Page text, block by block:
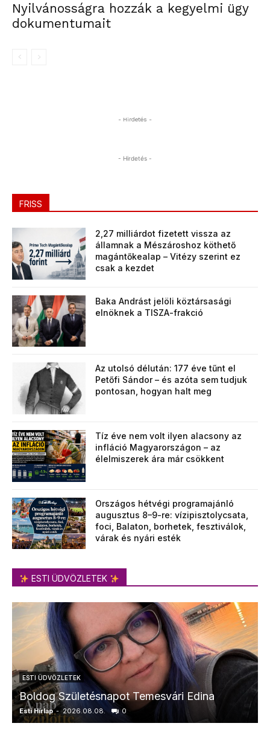
Nyilvánosságra hozzák a kegyelmi ügy
dokumentumait
- Hirdetés -
- Hirdetés -
FRISS
2,27 milliárdot fizetett vissza az
államnak a Mészároshoz köthető
magántőkealap – Vitézy szerint ez
csak a kezdet
Baka Andrást jelöli köztársasági
elnöknek a TISZA-frakció
Az utolsó délután: 177 éve tűnt el
Petőfi Sándor – és azóta sem tudjuk
pontosan, hogyan halt meg
Tíz éve nem volt ilyen alacsony az
infláció Magyarországon – az
élelmiszerek ára már csökkent
Országos hétvégi programajánló
augusztus 8–9-re: vízipisztolycsata,
foci, Balaton, borhetek, fesztiválok,
várak és nyári esték
ESTI ÜDVÖZLETEK
ESTI ÜDVÖZLETEK
Boldog Születésnapot Temesvári Edina
Esti Hírlap - 2026.08.08. 0